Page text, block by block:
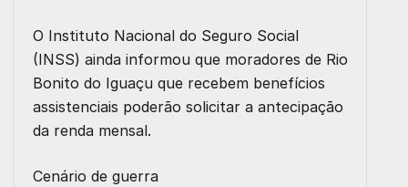
O Instituto Nacional do Seguro Social
(INSS) ainda informou que moradores de Rio
Bonito do Iguaçu que recebem benefícios
assistenciais poderão solicitar a antecipação
da renda mensal.
Cenário de guerra